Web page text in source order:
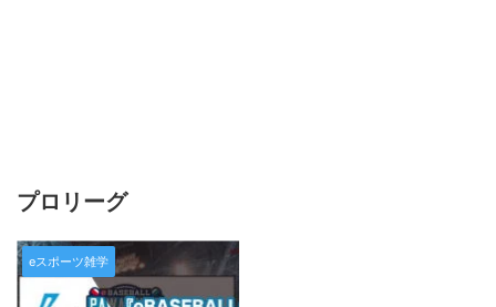
プロリーグ
eスポーツ雑学